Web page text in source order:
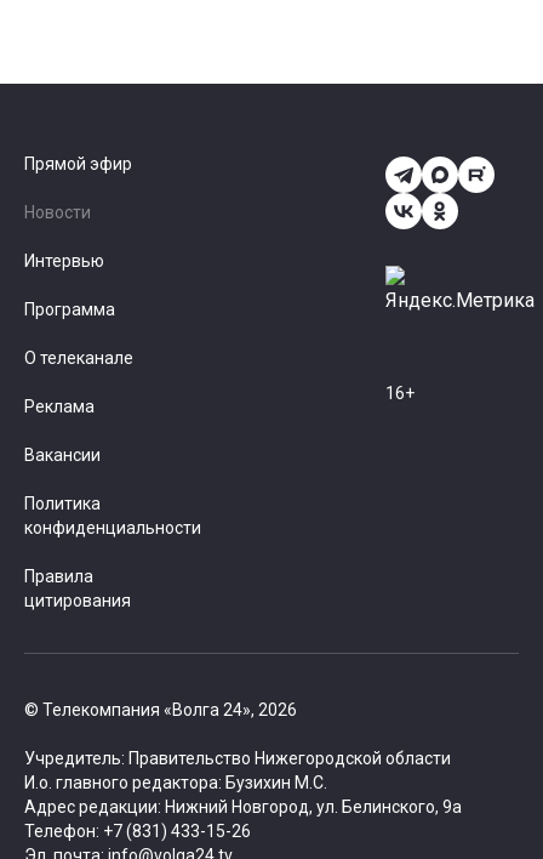
© Телекомпания «Волга 24», 2026
Учредитель: Правительство Нижегородской области
И.о. главного редактора: Бузихин М.С.
Адрес редакции: Нижний Новгород, ул. Белинского, 9а
Телефон: +7 (831) 433-15-26
Прямой эфир
Новости
Интервью
Программа
О телеканале
Реклама
Вакансии
Политика
конфиденциальности
Правила
цитирования
16+